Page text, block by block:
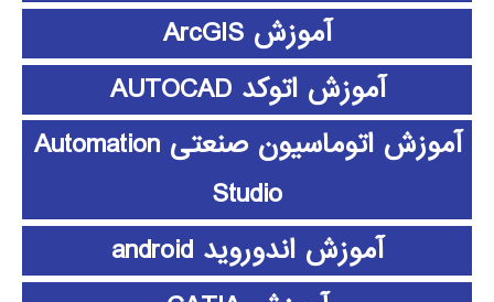
آموزش ArcGIS
آموزش اتوکد AUTOCAD
آموزش اتوماسیون صنعتی Automation
Studio
آموزش اندوروید android